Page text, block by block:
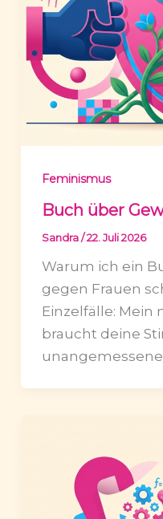
Feminismus
Buch über
Sandra/22. Juli 2026
Warum ich ein
gegen Frauen
Einzelfälle: Mein
braucht deine
unangemessene